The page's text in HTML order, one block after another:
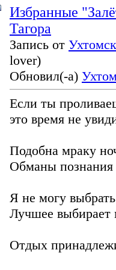
Избранные
Тагора
Запись от
lover)
Обновил(-а)
Если ты
это время не
Подобна мраку
Обманы
Я не могу
Лучшее выбирает
Отдых